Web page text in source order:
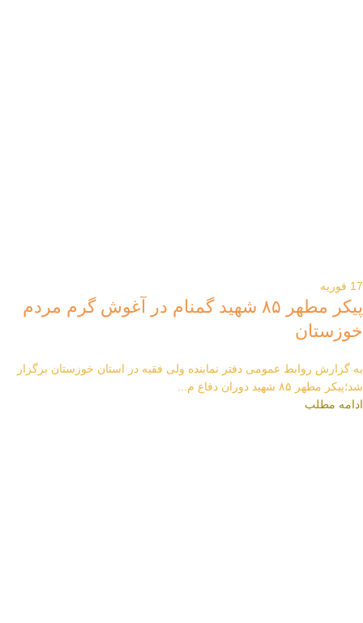
17 فوریه
پیکر مطهر ۸۵ شهید گمنام در آغوش گرم مردم
خوزستان
به گزارش روابط عمومی دفتر نماینده ولی فقیه در استان خوزستان برگزار
شد؛پیکر مطهر ۸۵ شهید دوران دفاع م...
ادامه مطلب